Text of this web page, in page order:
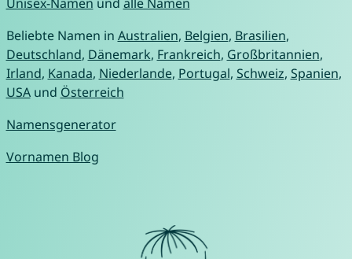
Unisex-Namen und alle Namen
Beliebte Namen in Australien, Belgien, Brasilien,
Deutschland, Dänemark, Frankreich, Großbritannien,
Irland, Kanada, Niederlande, Portugal, Schweiz, Spanien,
USAund Österreich
Namensgenerator
Vornamen Blog